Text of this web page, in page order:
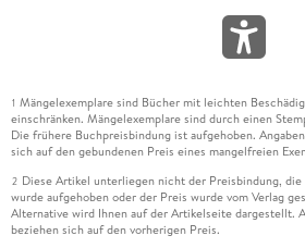
1 Mängelexemplare sind Bücher mit leichten
einschränken. Mängelexemplare sind durch einen
Die frühere Buchpreisbindung ist aufgehoben.
sich auf den gebundenen Preis eines mangelfreien
2 Diese Artikel unterliegen nicht der Preisbindung,
wurde aufgehoben oder der Preis wurde vom Verlag
Alternative wird Ihnen auf der Artikelseite dargestellt.
beziehen sich auf den vorherigen Preis.